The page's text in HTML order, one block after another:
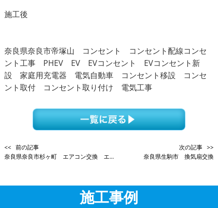
施工後
奈良県奈良市帝塚山 コンセント コンセント配線コンセ
ント工事 PHEV EV EVコンセント EVコンセント新
設 家庭用充電器 電気自動車 コンセント移設 コンセ
ント取付 コンセント取り付け 電気工事
<< 前の記事
奈良県奈良市杉ヶ町 エアコン交換 エ...
次の記事 >>
奈良県生駒市 換気扇交換
施工事例